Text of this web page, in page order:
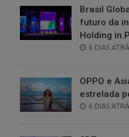
Brasil
futuro da
Holding
POSTED
6 DIAS
OPPO e
estrelada
POSTED
6 DIAS